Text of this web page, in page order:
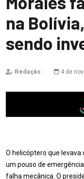
na
sendo
Redação 4 de
O helicóptero que levava
um pouso de
falha mecânica. O